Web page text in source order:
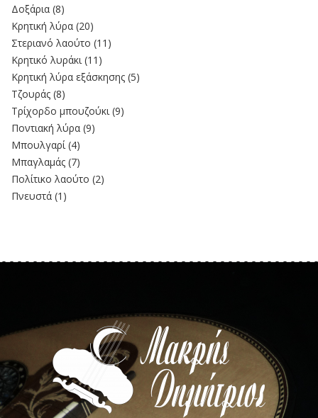
Δοξάρια (8)
Κρητική λύρα (20)
Στεριανό λαούτο (11)
Kρητικό λυράκι (11)
Κρητική λύρα εξάσκησης (5)
Τζουράς (8)
Τρίχορδο μπουζούκι (9)
Ποντιακή λύρα (9)
Μπουλγαρί (4)
Μπαγλαμάς (7)
Πολίτικο λαούτο (2)
Πνευστά (1)